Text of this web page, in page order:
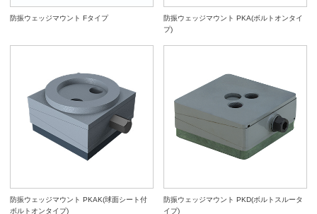
防振ウェッジマウント Fタイプ
防振ウェッジマウント PKA(ボルトオンタイ
プ)
防振ウェッジマウント PKAK(球面シート付
ボルトオンタイプ)
防振ウェッジマウント PKD(ボルトスルータ
イプ)